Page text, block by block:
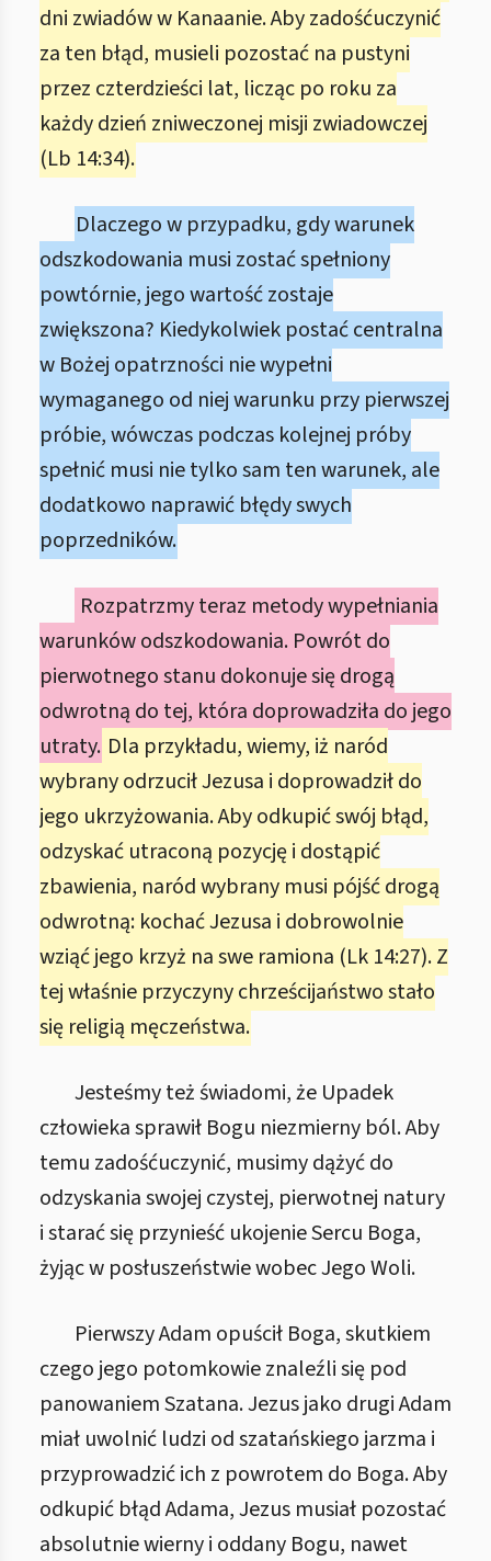
dni zwiadów w Kanaanie. Aby zadośćuczynić
za ten błąd, musieli pozostać na pustyni
przez czterdzieści lat, licząc po roku za
każdy dzień zniweczonej misji zwiadowczej
(Lb 14:34).
Dlaczego w przypadku, gdy warunek
odszkodowania musi zostać spełniony
powtórnie, jego wartość zostaje
zwiększona? Kiedykolwiek postać centralna
w Bożej opatrzności nie wypełni
wymaganego od niej warunku przy pierwszej
próbie, wówczas podczas kolejnej próby
spełnić musi nie tylko sam ten warunek, ale
dodatkowo naprawić błędy swych
poprzedników.
Rozpatrzmy teraz metody wypełniania
warunków odszkodowania. Powrót do
pierwotnego stanu dokonuje się drogą
odwrotną do tej, która doprowadziła do jego
utraty. Dla przykładu, wiemy, iż naród
wybrany odrzucił Jezusa i doprowadził do
jego ukrzyżowania. Aby odkupić swój błąd,
odzyskać utraconą pozycję i dostąpić
zbawienia, naród wybrany musi pójść drogą
odwrotną: kochać Jezusa i dobrowolnie
wziąć jego krzyż na swe ramiona (Lk 14:27). Z
tej właśnie przyczyny chrześcijaństwo stało
się religią męczeństwa.
Jesteśmy też świadomi, że Upadek
człowieka sprawił Bogu niezmierny ból. Aby
temu zadośćuczynić, musimy dążyć do
odzyskania swojej czystej, pierwotnej natury
i starać się przynieść ukojenie Sercu Boga,
żyjąc w posłuszeństwie wobec Jego Woli.
Pierwszy Adam opuścił Boga, skutkiem
czego jego potomkowie znaleźli się pod
panowaniem Szatana. Jezus jako drugi Adam
miał uwolnić ludzi od szatańskiego jarzma i
przyprowadzić ich z powrotem do Boga. Aby
odkupić błąd Adama, Jezus musiał pozostać
absolutnie wierny i oddany Bogu, nawet